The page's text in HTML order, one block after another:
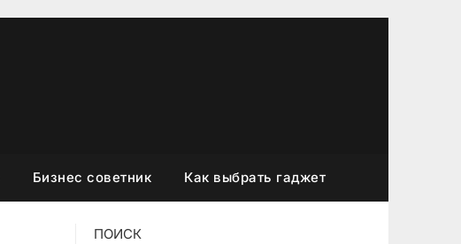
Бизнес советник Как выбрать гаджет
ПОИСК